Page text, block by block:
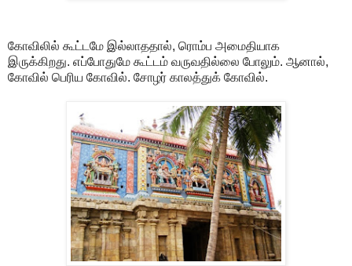
கோவிலில் கூட்டமே இல்லாததால், ரொம்ப அமைதியாக
இருக்கிறது. எப்போதுமே கூட்டம் வருவதில்லை போலும். ஆனால்,
கோவில் பெரிய கோவில். சோழர் காலத்துக் கோவில்.